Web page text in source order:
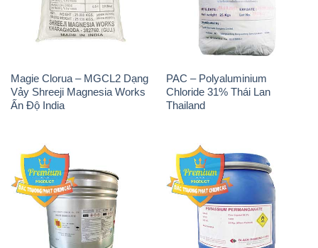
Magie Clorua – MGCL2 Dạng
Vảy Shreeji Magnesia Works
Ấn Độ India
PAC – Polyaluminium
Chloride 31% Thái Lan
Thailand